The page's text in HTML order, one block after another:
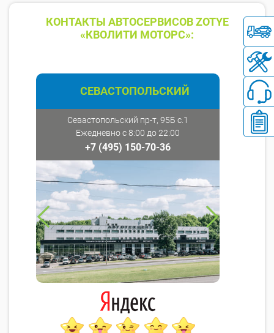
КОНТАКТЫ АВТОСЕРВИСОВ ZOTYE
«КВОЛИТИ МОТОРС»:
СЕВАСТОПОЛЬСКИЙ
Севастопольский пр-т, 95Б с.1
Ежедневно с 8:00 до 22:00
+7 (495) 150-70-36